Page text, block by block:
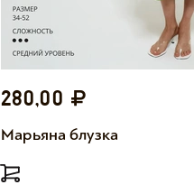
280,00
Марьяна блузка